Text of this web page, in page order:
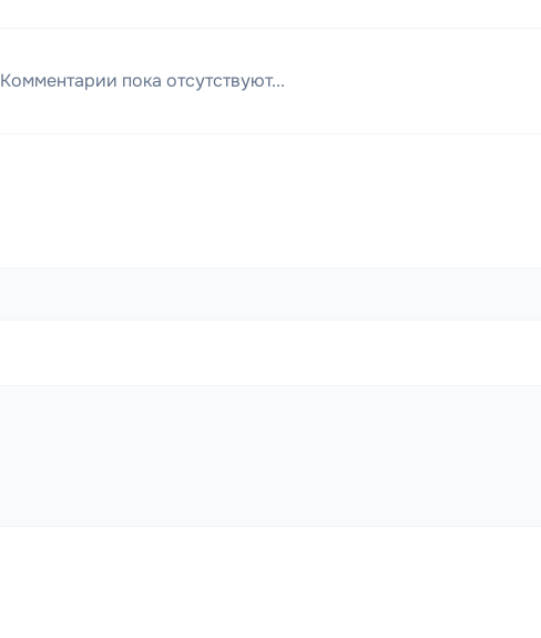
Комментарии пока отсутствуют...